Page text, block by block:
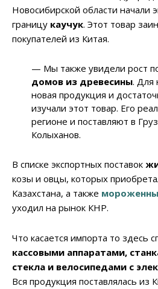
Новосибирской области начали
границу каучук. Этот товар
покупателей из Китая.
— Мы также увидели рост
домов из древесины. Для
новая продукция и
изучали этот товар. Его
регионе и поставляют в
Колыханов.
В списке экспортных поставок
козы и овцы, которых
Казахстана, а также
уходил на рынок КНР.
Что касается импорта то здесь
кассовыми аппаратами,
стекла и велосипедами с
Вся продукция поставлялась из